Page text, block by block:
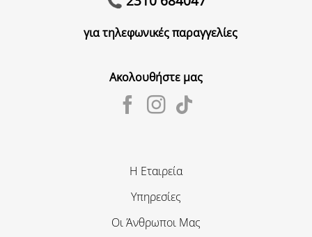
για τηλεφωνικές παραγγελίες
Ακολουθήστε μας
Η Εταιρεία
Υπηρεσίες
Οι Άνθρωποι Μας